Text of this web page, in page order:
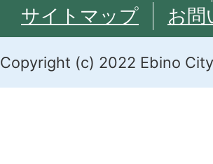
サイトマップ
お問
Copyright (c) 2022 Ebino